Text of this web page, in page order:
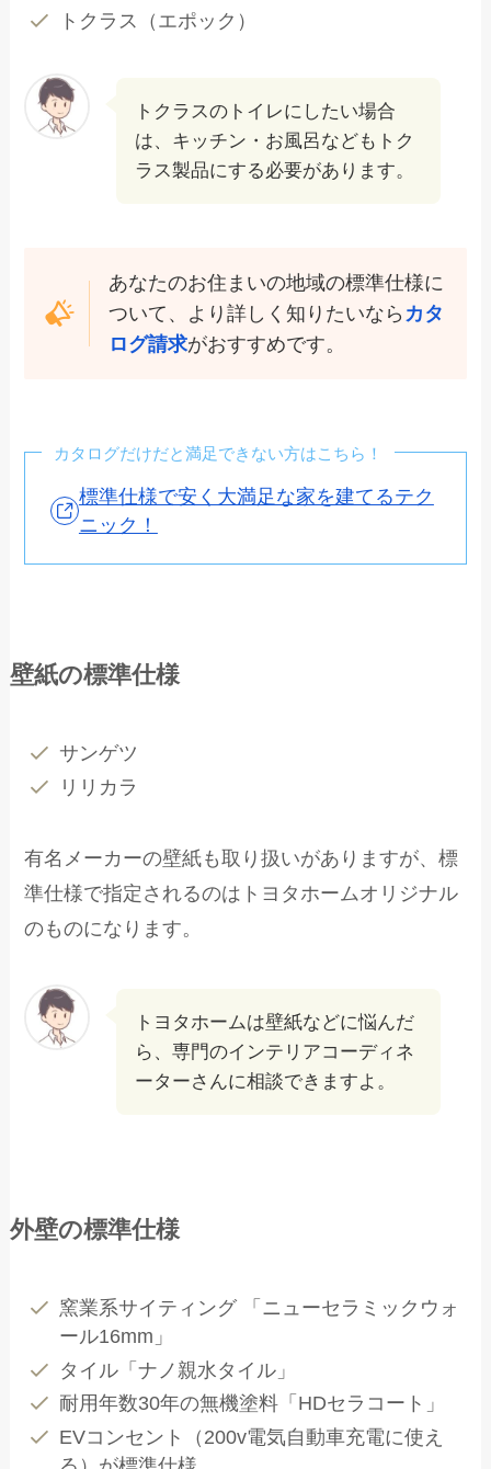
トクラス（エポック）
トクラスのトイレにしたい場合
は、キッチン・お風呂などもトク
ラス製品にする必要があります。
あなたのお住まいの地域の標準仕様に
ついて、より詳しく知りたいなら カタ
ログ請求がおすすめです。
カタログだけだと満足できない方はこちら！
標準仕様で安く大満足な家を建てるテク
ニック！
壁紙の標準仕様
サンゲツ
リリカラ
有名メーカーの壁紙も取り扱いがありますが、標
準仕様で指定されるのはトヨタホームオリジナル
のものになります。
トヨタホームは壁紙などに悩んだ
ら、専門のインテリアコーディネ
ーターさんに相談できますよ。
外壁の標準仕様
窯業系サイティング 「ニューセラミックウォ
ール16mm」
タイル「ナノ親水タイル」
耐用年数30年の無機塗料「HDセラコート」
EVコンセント（200v電気自動車充電に使え